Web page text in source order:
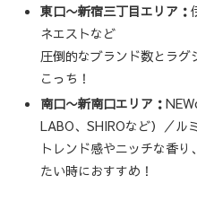
東口〜新宿三丁目エリア：
ネエストなど
圧倒的なブランド数とラグ
こっち！
南口〜新南口エリア：
LABO、SHIROなど）／ル
トレンド感やニッチな香
たい時におすすめ！